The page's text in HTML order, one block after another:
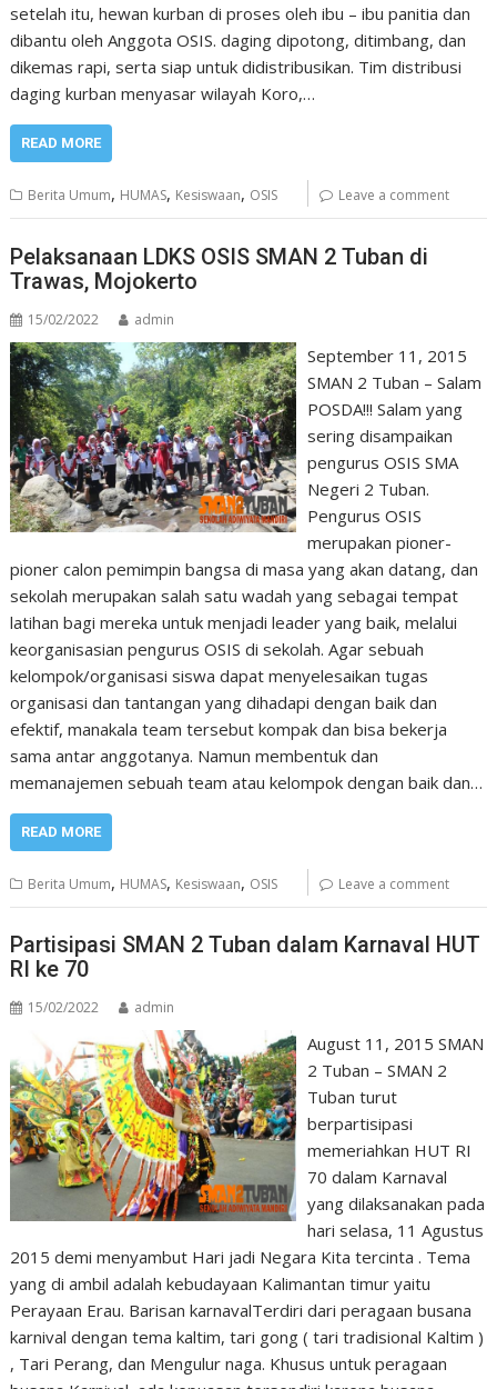
setelah itu, hewan kurban di proses oleh ibu – ibu panitia dan
dibantu oleh Anggota OSIS. daging dipotong, ditimbang, dan
dikemas rapi, serta siap untuk didistribusikan. Tim distribusi
daging kurban menyasar wilayah Koro,…
READ MORE
Berita Umum, HUMAS, Kesiswaan, OSIS Leave a comment
Pelaksanaan LDKS OSIS SMAN 2 Tuban di
Trawas, Mojokerto
15/02/2022 admin
September 11, 2015
SMAN 2 Tuban – Salam
POSDA!!! Salam yang
sering disampaikan
pengurus OSIS SMA
Negeri 2 Tuban.
Pengurus OSIS
merupakan pioner-
pioner calon pemimpin bangsa di masa yang akan datang, dan
sekolah merupakan salah satu wadah yang sebagai tempat
latihan bagi mereka untuk menjadi leader yang baik, melalui
keorganisasian pengurus OSIS di sekolah. Agar sebuah
kelompok/organisasi siswa dapat menyelesaikan tugas
organisasi dan tantangan yang dihadapi dengan baik dan
efektif, manakala team tersebut kompak dan bisa bekerja
sama antar anggotanya. Namun membentuk dan
memanajemen sebuah team atau kelompok dengan baik dan…
READ MORE
Berita Umum, HUMAS, Kesiswaan, OSIS Leave a comment
Partisipasi SMAN 2 Tuban dalam Karnaval HUT
RI ke 70
15/02/2022 admin
August 11, 2015 SMAN
2 Tuban – SMAN 2
Tuban turut
berpartisipasi
memeriahkan HUT RI
70 dalam Karnaval
yang dilaksanakan pada
hari selasa, 11 Agustus
2015 demi menyambut Hari jadi Negara Kita tercinta . Tema
yang di ambil adalah kebudayaan Kalimantan timur yaitu
Perayaan Erau. Barisan karnavalTerdiri dari peragaan busana
karnival dengan tema kaltim, tari gong ( tari tradisional Kaltim )
, Tari Perang, dan Mengulur naga. Khusus untuk peragaan